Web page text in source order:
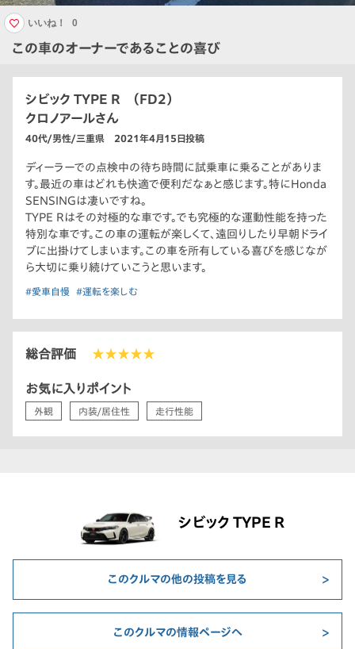
この車のオーナーであることの喜び
いいね！ 0
シビック TYPE R （FD2）
クロノアールさん
40代/男性/三重県 2021年4月15日投稿
ディーラーでの点検中の待ち時間に試乗車に乗ることがありま
す。最近の車はどれも快適で便利だなぁと感じます。特にHonda
SENSINGは凄いですね。
TYPE Rはその対極的な車です。でも究極的な運動性能を持った
特別な車です。この車の運転が楽しくて、遠回りしたり早朝ドライ
ブに出掛けてしまいます。この車を所有している喜びを感じなが
ら大切に乗り続けていこうと思います。
#愛車自慢 #運転を楽しむ
総合評価 ★★★★★
お気に入りポイント
外観 内装/居住性 走行性能
シビック TYPE R
このクルマの他の投稿を見る
このクルマの情報ページへ